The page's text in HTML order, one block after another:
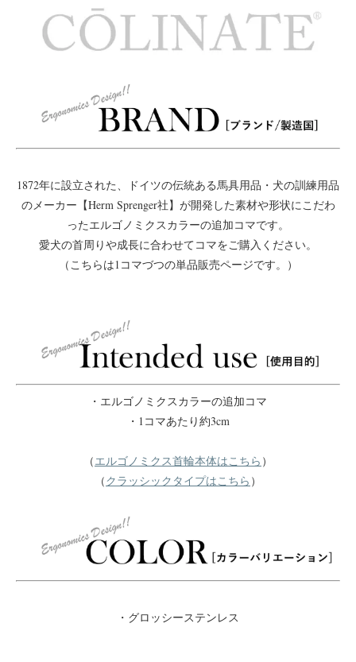
1872年に設立された、ドイツの伝統ある馬具用品・犬の訓練用品
のメーカー【Herm Sprenger社】が開発した素材や形状にこだわ
ったエルゴノミクスカラーの追加コマです。
愛犬の首周りや成長に合わせてコマをご購入ください。
（こちらは1コマづつの単品販売ページです。）
・エルゴノミクスカラーの追加コマ
・1コマあたり約3cm
（エルゴノミクス首輪本体はこちら ）
（クラッシックタイプはこちら ）
・グロッシーステンレス